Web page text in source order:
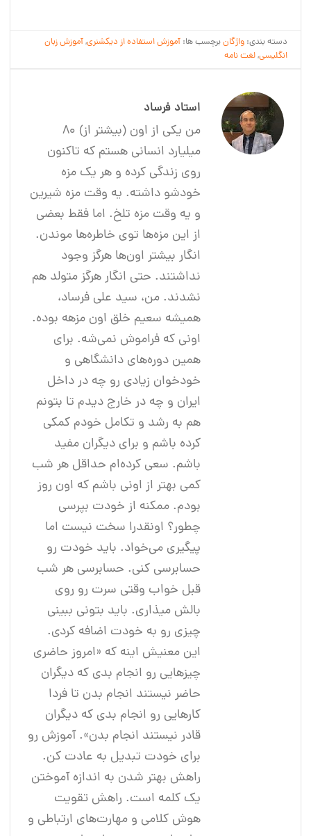
دسته بندی:واژگانبرچسب ها:آموزش استفاده از دیکشنری,آموزش زبان
انگلیسی,لغت نامه
استاد فرساد
من یکی از اون (بیشتر از) 80
میلیارد انسانی هستم که تاکنون
روی زندگی کرده و هر یک مزه
خودشو داشته. یه وقت مزه شیرین
و یه وقت مزه تلخ. اما فقط بعضی
از این مزه‌ها توی خاطره‌ها موندن.
انگار بیشتر اون‌ها هرگز وجود
نداشتند. حتی انگار هرگز متولد هم
نشدند. من، سید علی فرساد،
همیشه سعیم خلق اون مزهه بوده.
اونی که فراموش نمی‌شه. برای
همین دوره‌های دانشگاهی و
خود‌خوان زیادی رو چه در داخل
ایران و چه در خارج دیدم تا بتونم
هم به رشد و تکامل خودم کمکی
کرده باشم و برای دیگران مفید
باشم. سعی کرده‌ام حداقل هر شب
کمی بهتر از اونی باشم که اون روز
بودم. ممکنه از خودت بپرسی
چطور؟ اونقدرا سخت نیست اما
پیگیری می‌خواد. باید خودت رو
حسابرسی کنی. حسابرسی هر شب
قبل خواب وقتی سرت رو روی
بالش میذاری. باید بتونی ببینی
چیزی رو به خودت اضافه کردی.
این معنیش اینه که «امروز حاضری
چیزهایی رو انجام بدی که دیگران
حاضر نیستند انجام بدن تا فردا
کارهایی رو انجام بدی که دیگران
قادر نیستند انجام بدن». آموزش رو
برای خودت تبدیل به عادت کن.
راهش بهتر شدن به اندازه آموختن
یک کلمه است. راهش تقویت
هوش کلامی و مهارت‌های ارتباطی و